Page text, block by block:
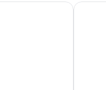
Hyatt